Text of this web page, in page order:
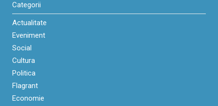
Categorii
Actualitate
Eveniment
Social
Cultura
Politica
Flagrant
Economie